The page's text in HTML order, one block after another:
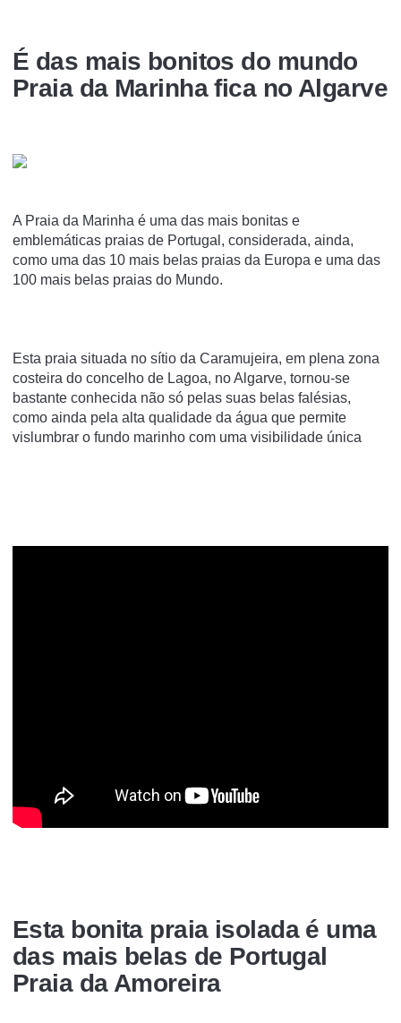
É das mais bonitos do mundo
Praia da Marinha fica no Algarve
A Praia da Marinha é uma das mais bonitas e
emblemáticas praias de Portugal, considerada, ainda,
como uma das 10 mais belas praias da Europa e uma das
100 mais belas praias do Mundo.
Esta praia situada no sítio da Caramujeira, em plena zona
costeira do concelho de Lagoa, no Algarve, tornou-se
bastante conhecida não só pelas suas belas falésias,
como ainda pela alta qualidade da água que permite
vislumbrar o fundo marinho com uma visibilidade única
Esta bonita praia isolada é uma
das mais belas de Portugal
Praia da Amoreira